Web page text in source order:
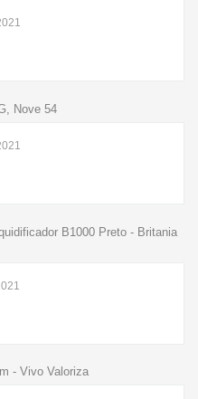
Nove 54
B1000 Preto - Britania
- Vivo Valoriza